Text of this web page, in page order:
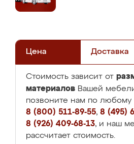
Цена Доставка
Стоимость зависит от
материалов Вашей
позвоните нам по любому
8 (800) 511-89-55, 8 (495)
8 (926) 409-68-13, и наш
рассчитает стоимость.